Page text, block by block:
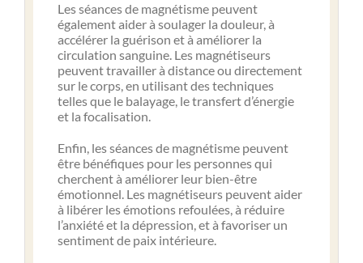
Les séances de magnétisme peuvent
également aider à soulager la douleur, à
accélérer la guérison et à améliorer la
circulation sanguine. Les magnétiseurs
peuvent travailler à distance ou directement
sur le corps, en utilisant des techniques
telles que le balayage, le transfert d’énergie
et la focalisation.
Enfin, les séances de magnétisme peuvent
être bénéfiques pour les personnes qui
cherchent à améliorer leur bien-être
émotionnel. Les magnétiseurs peuvent aider
à libérer les émotions refoulées, à réduire
l’anxiété et la dépression, et à favoriser un
sentiment de paix intérieure.